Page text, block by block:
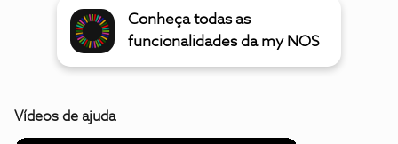
Conheça todas as
funcionalidades da my NOS
Vídeos de ajuda